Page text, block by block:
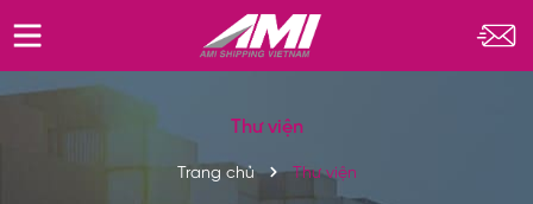
Thư viện
Trang chủ Thư viện